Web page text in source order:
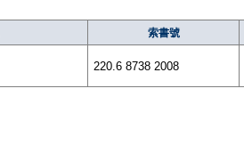
索書號
220.6 8738 2008